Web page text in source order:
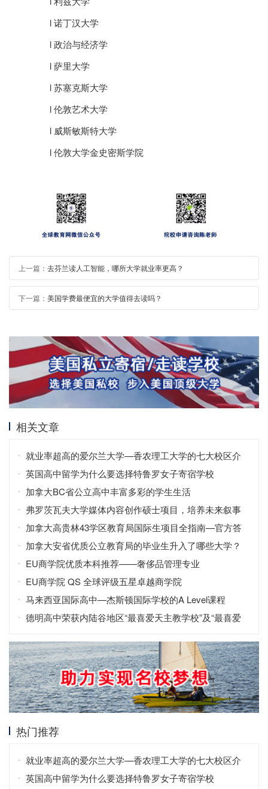
l 诺丁汉大学
l 政治与经济学
l 萨里大学
l 苏塞克斯大学
l 伦敦艺术大学
l 威斯敏斯特大学
l 伦敦大学金史密斯学院
上一篇： 去芬兰读人工智能，哪所大学就业率更高？
下一篇： 美国学费最便宜的大学值得去读吗？
相关文章
就业率超高的爱尔兰大学—香农理工大学的七大校区介
绍
英国高中留学为什么要选择特鲁罗女子寄宿学校
加拿大BC省公立高中丰富多彩的学生生活
弗罗茨瓦夫大学媒体内容创作硕士项目，培养未来叙事
者
加拿大高贵林43学区教育局国际生项目全指南—官方答
疑手册（中英对照版）
加拿大安省优质公立教育局的毕业生升入了哪些大学？
EU商学院优质本科推荐——奢侈品管理专业
EU商学院 QS 全球评级五星卓越商学院
马来西亚国际高中—杰斯顿国际学校的A Level课程
德明高中荣获内陆谷地区“最喜爱天主教学校”及“最喜爱
热门推荐
就业率超高的爱尔兰大学—香农理工大学的七大校区介
绍
英国高中留学为什么要选择特鲁罗女子寄宿学校